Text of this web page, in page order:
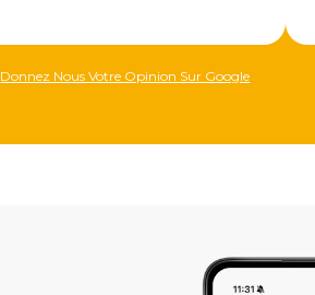
Donnez Nous Votre Opinion Sur Google